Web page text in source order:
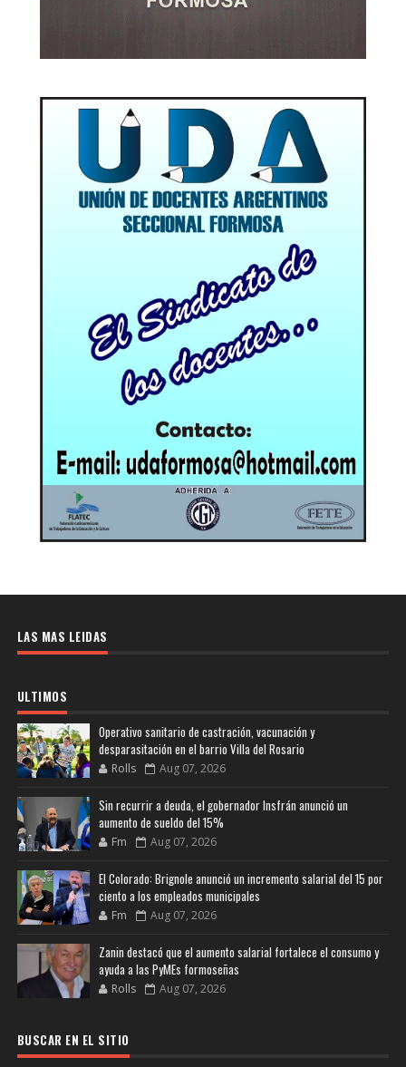
LAS MAS LEIDAS
ULTIMOS
Operativo sanitario de castración, vacunación y
desparasitación en el barrio Villa del Rosario
Rolls Aug 07, 2026
Sin recurrir a deuda, el gobernador Insfrán anunció un
aumento de sueldo del 15%
Fm Aug 07, 2026
El Colorado: Brignole anunció un incremento salarial del 15 por
ciento a los empleados municipales
Fm Aug 07, 2026
Zanin destacó que el aumento salarial fortalece el consumo y
ayuda a las PyMEs formoseñas
Rolls Aug 07, 2026
BUSCAR EN EL SITIO